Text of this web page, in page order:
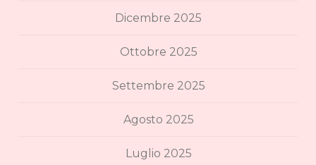
Dicembre 2025
Ottobre 2025
Settembre 2025
Agosto 2025
Luglio 2025